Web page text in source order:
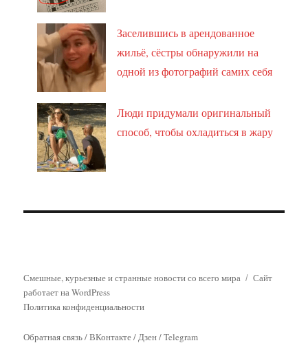
Заселившись в арендованное
жильё, сёстры обнаружили на
одной из фотографий самих себя
Люди придумали оригинальный
способ, чтобы охладиться в жару
Смешные, курьезные и странные новости со всего мира
Сайт
работает на WordPress
Политика конфиденциальности
Обратная связь/ВКонтакте/Дзен/Telegram